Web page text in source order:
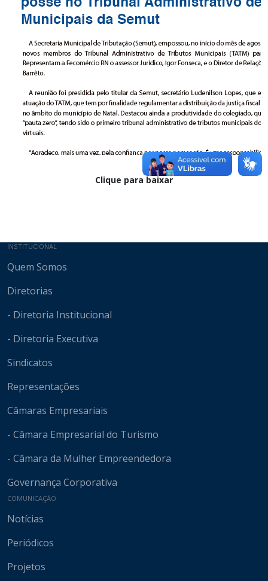
Clique para baixar
Mapa do site
INSTITUCIONAL
Quem Somos
Diretorias
- Diretoria Institucional
- Diretoria Executiva
Sindicatos
Representações
Câmaras Empresariais
- Câmara Empresarial do Turismo
- Câmara da Mulher Empreendedora
Governança Corporativa
COMUNICAÇÃO
Notícias
Periódicos
Projetos